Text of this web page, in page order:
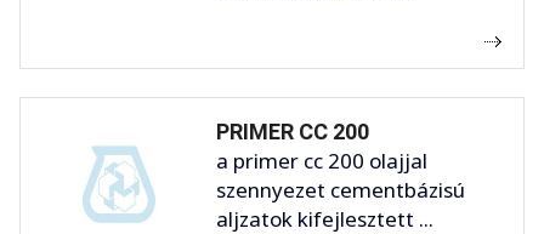
PRIMER CC 200
a primer cc 200 olajjal
szennyezet cementbázisú
aljzatok kifejlesztett ...